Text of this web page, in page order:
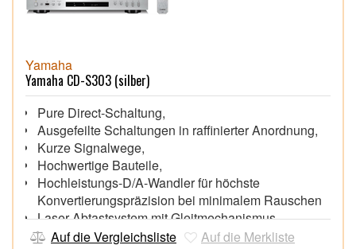
Yamaha
Yamaha CD-S303 (silber)
Pure Direct-Schaltung,
Ausgefeilte Schaltungen in raffinierter Anordnung,
Kurze Signalwege,
Hochwertige Bauteile,
Hochleistungs-D/A-Wandler für höchste
Konvertierungspräzision bei minimalem Rauschen
Laser-Abtastsystem mit Gleitmechanismus,
Intelligente Servosteuerung,
Auf die Vergleichsliste Auf die Merkliste